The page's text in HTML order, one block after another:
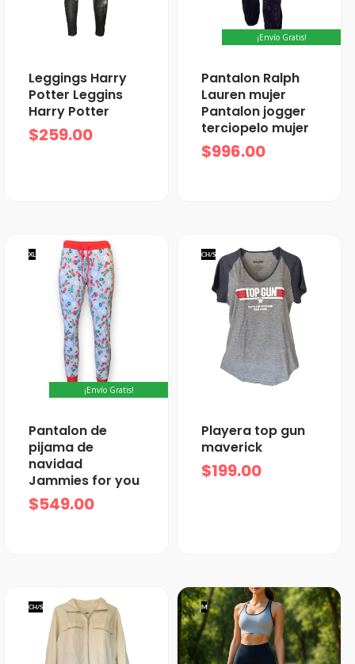
Leggings Harry
Potter Leggins
Harry Potter
$259.00
¡Envío Gratis!
Pantalon Ralph
Lauren mujer
Pantalon jogger
terciopelo mujer
$996.00
XL
¡Envío Gratis!
Pantalon de
pijama de
navidad
Jammies for you
$549.00
CH/S
Playera top gun
maverick
$199.00
CH/S M